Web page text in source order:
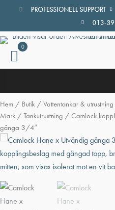
Hoppa
innehåll
PROFESSIONELL SUPPORT
013-
0
Hem / Butik / Vattentankar & utrustning
Mark / Tankutrustning / Camlock
gänga 3/4″